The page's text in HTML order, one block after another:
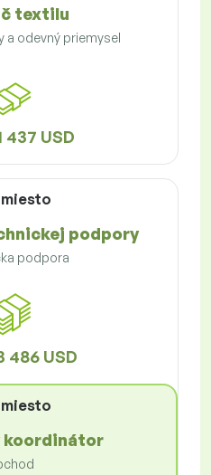
textilu
a odevný priemysel
437 USD
podpory
podpora
486 USD
koordinátor